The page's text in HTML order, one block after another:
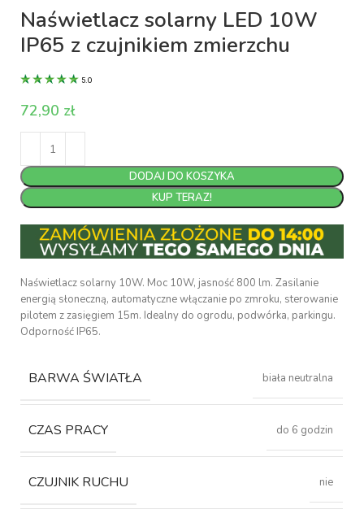
Naświetlacz solarny LED 10W
IP65 z czujnikiem zmierzchu
5.0
zł
DODAJ DO KOSZYKA
KUP TERAZ!
Naświetlacz solarny 10W. Moc 10W, jasność 800 lm. Zasilanie
energią słoneczną, automatyczne włączanie po zmroku, sterowanie
pilotem z zasięgiem 15m. Idealny do ogrodu, podwórka, parkingu.
Odporność IP65.
BARWA ŚWIATŁA biała neutralna
CZAS PRACY do 6 godzin
CZUJNIK RUCHU nie